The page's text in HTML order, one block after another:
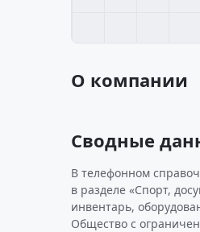
О компании
Сводные
В телефонном
в разделе «Спорт,
инвентарь,
Общество с